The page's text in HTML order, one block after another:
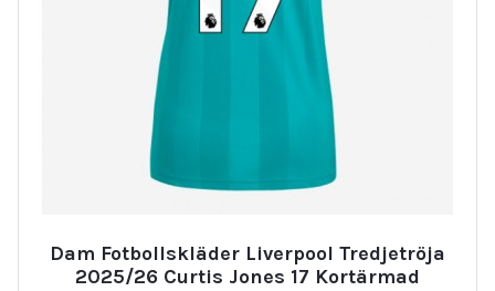
Dam Fotbollskläder Liverpool Tredjetröja
2025/26 Curtis Jones 17 Kortärmad